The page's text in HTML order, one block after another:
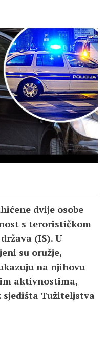
dvije osobe
s terorističkom
(IS). U
su oružje,
na njihovu
aktivnostima,
Tužiteljstva